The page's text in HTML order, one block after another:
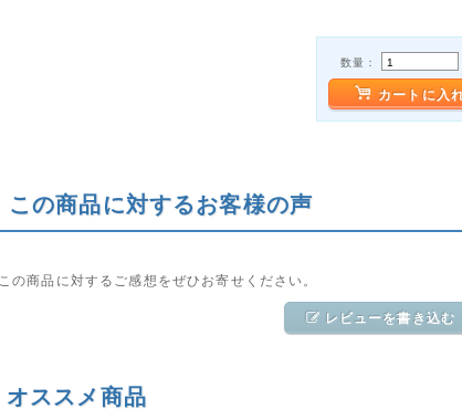
数量：
カートに入
この商品に対するお客様の声
この商品に対するご感想をぜひお寄せください。
レビューを書き込む
オススメ商品